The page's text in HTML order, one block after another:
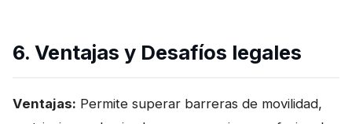
6. Ventajas y Desafíos legales
Ventajas: Permite superar barreras de movilidad,